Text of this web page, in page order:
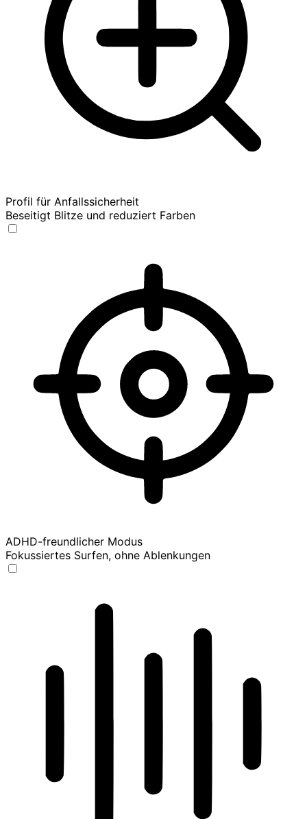
Profil für Anfallssicherheit
Beseitigt Blitze und reduziert Farben
ADHD-freundlicher Modus
Fokussiertes Surfen, ohne Ablenkungen